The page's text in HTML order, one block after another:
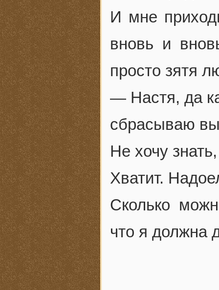
И мне
вновь и
просто зятя
— Настя, да
сбрасываю
Не хочу
Хватит.
Сколько
что я должна